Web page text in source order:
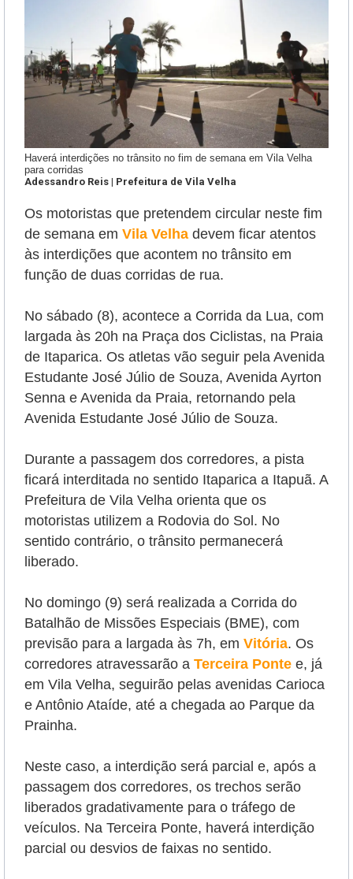
Haverá interdições no trânsito no fim de semana em Vila Velha
para corridas
Adessandro Reis | Prefeitura de Vila Velha
Os motoristas que pretendem circular neste fim
de semana em Vila Velha devem ficar atentos
às interdições que acontem no trânsito em
função de duas corridas de rua.
No sábado (8), acontece a Corrida da Lua, com
largada às 20h na Praça dos Ciclistas, na Praia
de Itaparica. Os atletas vão seguir pela Avenida
Estudante José Júlio de Souza, Avenida Ayrton
Senna e Avenida da Praia, retornando pela
Avenida Estudante José Júlio de Souza.
Durante a passagem dos corredores, a pista
ficará interditada no sentido Itaparica a Itapuã. A
Prefeitura de Vila Velha orienta que os
motoristas utilizem a Rodovia do Sol. No
sentido contrário, o trânsito permanecerá
liberado.
No domingo (9) será realizada a Corrida do
Batalhão de Missões Especiais (BME), com
previsão para a largada às 7h, em Vitória. Os
corredores atravessarão a Terceira Ponte e, já
em Vila Velha, seguirão pelas avenidas Carioca
e Antônio Ataíde, até a chegada ao Parque da
Prainha.
Neste caso, a interdição será parcial e, após a
passagem dos corredores, os trechos serão
liberados gradativamente para o tráfego de
veículos. Na Terceira Ponte, haverá interdição
parcial ou desvios de faixas no sentido.